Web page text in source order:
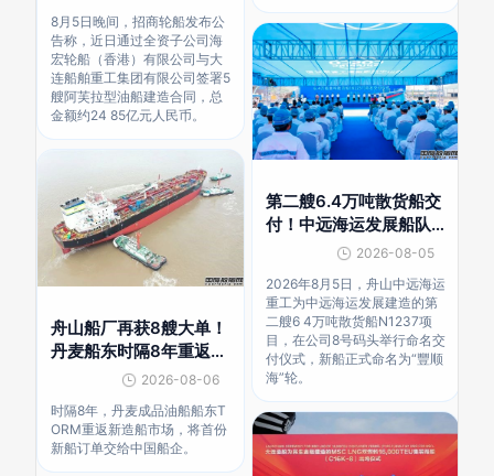
8月5日晚间，招商轮船发布公
告称，近日通过全资子公司海
宏轮船（香港）有限公司与大
连船舶重工集团有限公司签署5
艘阿芙拉型油船建造合同，总
金额约24 85亿元人民币。
舟山船厂再获8艘大单！
丹麦船东时隔8年重返新
2026-08-06
时隔8年，丹麦成品油船船东T
ORM重返新造船市场，将首份
新船订单交给中国船企。
第二艘6.4万吨散货船交
付！中远海运发展船队
2026-08-05
2026年8月5日，舟山中远海运
重工为中远海运发展建造的第
二艘6 4万吨散货船N1237项
目，在公司8号码头举行命名交
付仪式，新船正式命名为“豐顺
海”轮。